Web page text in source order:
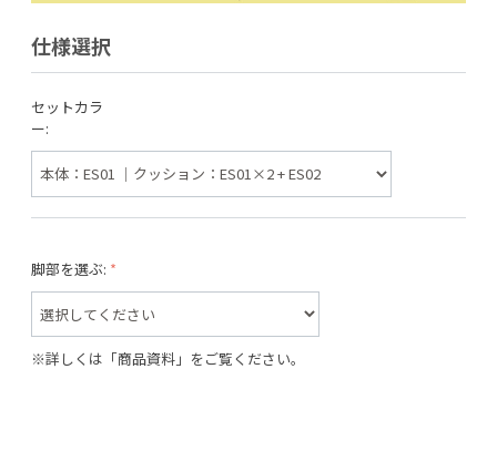
仕様選択
セットカラ
ー:
脚部を選ぶ:
※詳しくは「商品資料」をご覧ください。